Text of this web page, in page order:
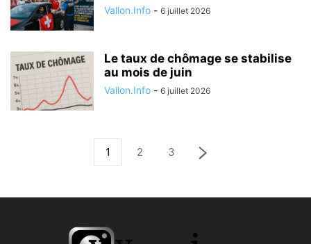
Vallon.Info - 6 juillet 2026
Le taux de chômage se stabilise
au mois de juin
Vallon.Info - 6 juillet 2026
1 2 3